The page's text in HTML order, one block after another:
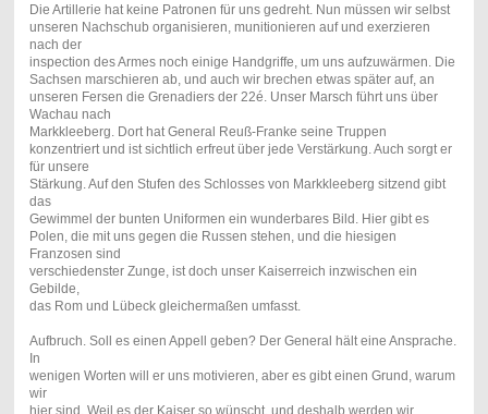
Die Artillerie hat keine Patronen für uns gedreht. Nun müssen wir selbst
unseren Nachschub organisieren, munitionieren auf und exerzieren
nach der
inspection des Armes noch einige Handgriffe, um uns aufzuwärmen. Die
Sachsen marschieren ab, und auch wir brechen etwas später auf, an
unseren Fersen die Grenadiers der 22é. Unser Marsch führt uns über
Wachau nach
Markkleeberg. Dort hat General Reuß-Franke seine Truppen
konzentriert und ist sichtlich erfreut über jede Verstärkung. Auch sorgt er
für unsere
Stärkung. Auf den Stufen des Schlosses von Markkleeberg sitzend gibt
das
Gewimmel der bunten Uniformen ein wunderbares Bild. Hier gibt es
Polen, die mit uns gegen die Russen stehen, und die hiesigen
Franzosen sind
verschiedenster Zunge, ist doch unser Kaiserreich inzwischen ein
Gebilde,
das Rom und Lübeck gleichermaßen umfasst.
Aufbruch. Soll es einen Appell geben? Der General hält eine Ansprache.
In
wenigen Worten will er uns motivieren, aber es gibt einen Grund, warum
wir
hier sind. Weil es der Kaiser so wünscht, und deshalb werden wir